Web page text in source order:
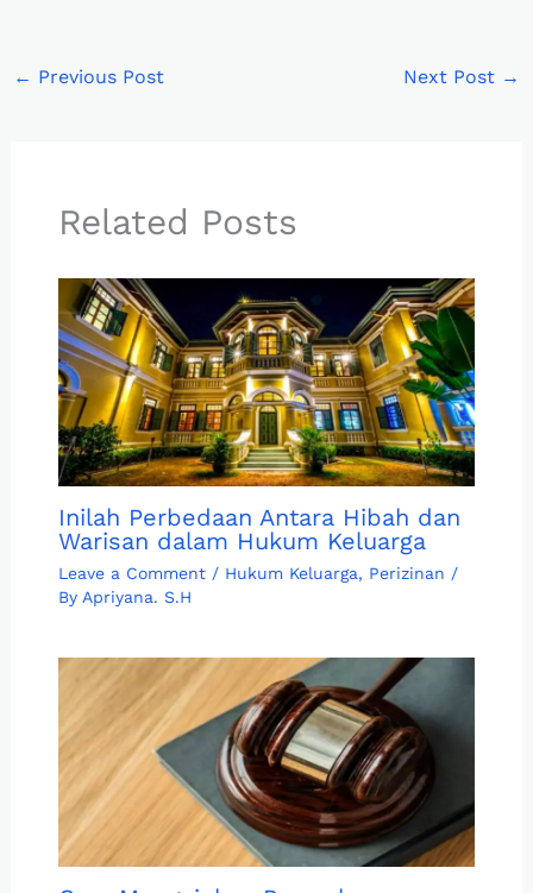
← Previous Post Next Post →
Related Posts
Inilah Perbedaan Antara Hibah dan
Warisan dalam Hukum Keluarga
Leave a Comment / Hukum Keluarga, Perizinan /
By Apriyana. S.H